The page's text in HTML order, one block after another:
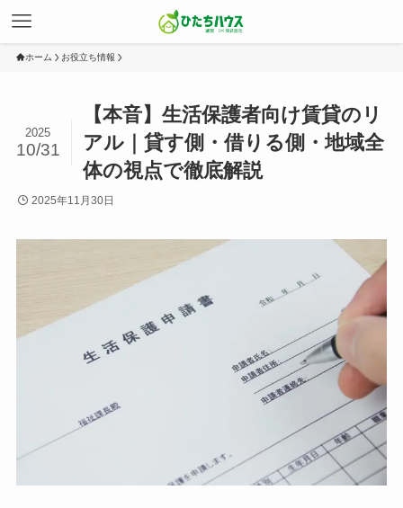
ホーム お役立ち情報
【本音】生活保護者向け賃貸のリ
アル｜貸す側・借りる側・地域全
体の視点で徹底解説
2025
10/31
2025年11月30日